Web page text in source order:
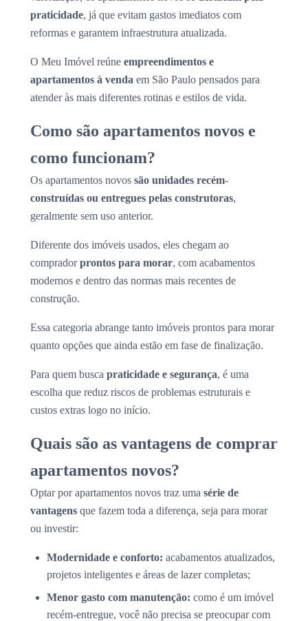
praticidade, já que evitam gastos imediatos com
reformas e garantem infraestrutura atualizada.
O Meu Imóvel reúne empreendimentos e
apartamentos à venda em São Paulo pensados para
atender às mais diferentes rotinas e estilos de vida.
Como são apartamentos novos e
como funcionam?
Os apartamentos novos são unidades recém-
construídas ou entregues pelas construtoras,
geralmente sem uso anterior.
Diferente dos imóveis usados, eles chegam ao
compradorprontos para morar, com acabamentos
modernos e dentro das normas mais recentes de
construção.
Essa categoria abrange tanto imóveis prontos para morar
quanto opções que ainda estão em fase de finalização.
Para quem busca praticidade e segurança, é uma
escolha que reduz riscos de problemas estruturais e
custos extras logo no início.
Quais são as vantagens de comprar
apartamentos novos?
Optar por apartamentos novos traz uma série de
vantagens que fazem toda a diferença, seja para morar
ou investir:
Modernidade e conforto: acabamentos atualizados,
projetos inteligentes e áreas de lazer completas;
Menor gasto com manutenção: como é um imóvel
recém-entregue, você não precisa se preocupar com